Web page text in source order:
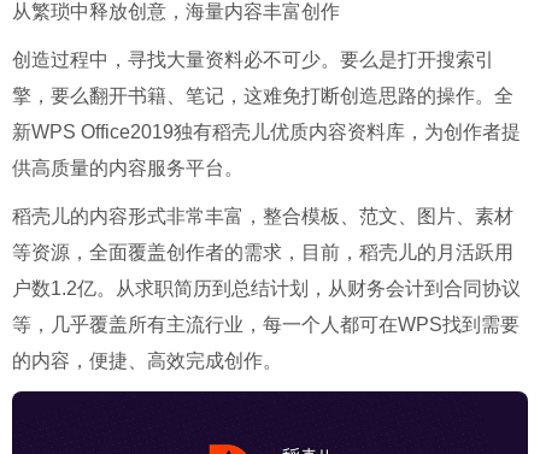
从繁琐中释放创意，海量内容丰富创作
创造过程中，寻找大量资料必不可少。要么是打开搜索引
擎，要么翻开书籍、笔记，这难免打断创造思路的操作。全
新WPS Office2019独有稻壳儿优质内容资料库，为创作者提
供高质量的内容服务平台。
稻壳儿的内容形式非常丰富，整合模板、范文、图片、素材
等资源，全面覆盖创作者的需求，目前，稻壳儿的月活跃用
户数1.2亿。从求职简历到总结计划，从财务会计到合同协议
等，几乎覆盖所有主流行业，每一个人都可在WPS找到需要
的内容，便捷、高效完成创作。